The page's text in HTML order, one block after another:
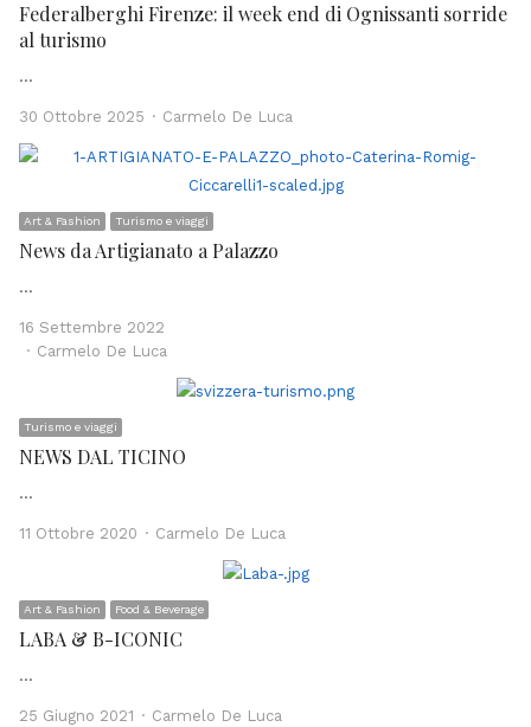
Federalberghi Firenze: il week end di Ognissanti sorride
al turismo
…
30 Ottobre 2025 Author
Carmelo De Luca
Art & Fashion Turismo e viaggi
News da Artigianato a Palazzo
…
16 Settembre 2022
Author
Carmelo De Luca
Turismo e viaggi
NEWS DAL TICINO
…
11 Ottobre 2020 Author
Carmelo De Luca
Art & Fashion Food & Beverage
LABA & B-ICONIC
…
25 Giugno 2021 Author
Carmelo De Luca